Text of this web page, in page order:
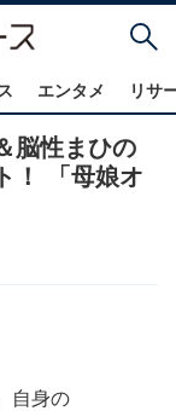
エンタメ リサ
脳性まひの
！ 「母娘オ
自身の